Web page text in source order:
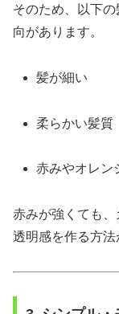
そのため、以下の
向があります。
髪が細い
柔らかい髪質
赤みやオレン
赤みが強くても
透明感を作る方法